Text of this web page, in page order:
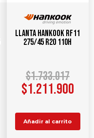
Llanta HANKOOK RF11
275/45 R20 110H
$1.733.017
$1.211.900
Añadir al carrito